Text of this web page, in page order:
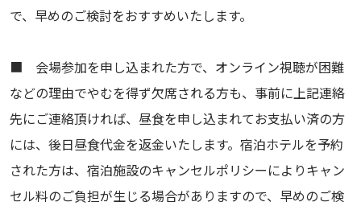
で、早めのご検討をおすすめいたします。
■ 会場参加を申し込まれた方で、オンライン視聴が困難
などの理由でやむを得ず欠席される方も、事前に上記連絡
先にご連絡頂ければ、昼食を申し込まれてお支払い済の方
には、後日昼食代金を返金いたします。宿泊ホテルを予約
された方は、宿泊施設のキャンセルポリシーによりキャン
セル料のご負担が生じる場合がありますので、早めのご検